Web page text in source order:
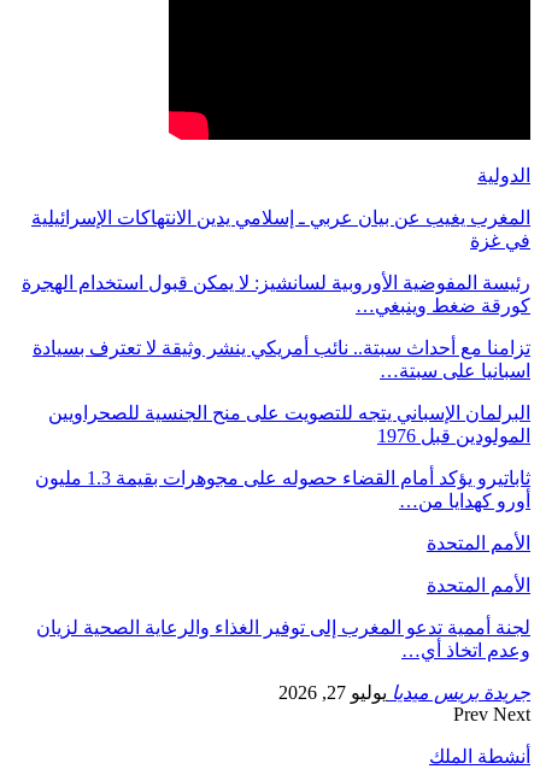
الدولية
المغرب يغيب عن بيان عربي ـ إسلامي يدين الانتهاكات الإسرائيلية
في غزة
رئيسة المفوضية الأوروبية لسانشيز: لا يمكن قبول استخدام الهجرة
كورقة ضغط وينبغي…
تزامنا مع أحداث سبتة.. نائب أمريكي ينشر وثيقة لا تعترف بسيادة
اسبانيا على سبتة…
البرلمان الإسباني يتجه للتصويت على منح الجنسية للصحراويين
المولودين قبل 1976
ثاباتيرو يؤكد أمام القضاء حصوله على مجوهرات بقيمة 1.3 مليون
أورو كهدايا من…
الأمم المتحدة
الأمم المتحدة
لجنة أممية تدعو المغرب إلى توفير الغذاء والرعاية الصحية لزيان
وعدم اتخاذ أي…
جريدة بريس ميديا يوليو 27, 2026
Prev Next
أنشطة الملك